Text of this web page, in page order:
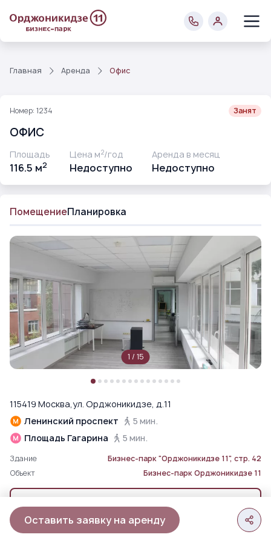
Главная Аренда Офис
Номер: 1234 Занят
ОФИС
Площадь
116.5 м2
Цена м2/год
Недоступно
Аренда в месяц
Недоступно
ПомещениеПланировка
1 / 15
115419 Москва,ул. Орджоникидзе, д.11
Ленинский проспект
5 мин.
Площадь Гагарина
5 мин.
Здание
Бизнес-парк "Орджоникидзе 11", стр. 42
Объект
Бизнес-парк Орджоникидзе 11
компенсируем затраты на перевозку мебели и оборудования
офиса по Москве
Оставить заявку на аренду